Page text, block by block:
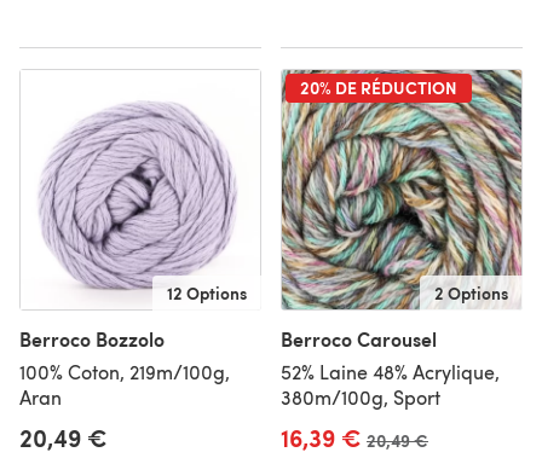
12 Options
Berroco Bozzolo
100% Coton, 219m/100g,
Aran
20,49 €
20% DE RÉDUCTION
2 Options
Berroco Carousel
52% Laine 48% Acrylique,
380m/100g, Sport
16,39 € Ancien prix
20,49 €